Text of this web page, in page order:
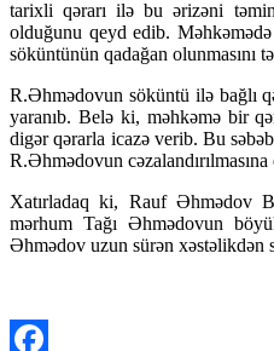
tarixli qərarı ilə bu ərizəni
olduğunu qeyd edib.
söküntünün qadağan olunmasını
R.Əhmədovun söküntü ilə bağlı
yaranıb. Belə ki, məhkəmə bir
digər qərarla icazə verib. Bu
R.Əhmədovun
Xatırladaq ki, Rauf Əhmədov
mərhum Tağı Əhmədovun
Əhmədov uzun sürən xəstəlikdən